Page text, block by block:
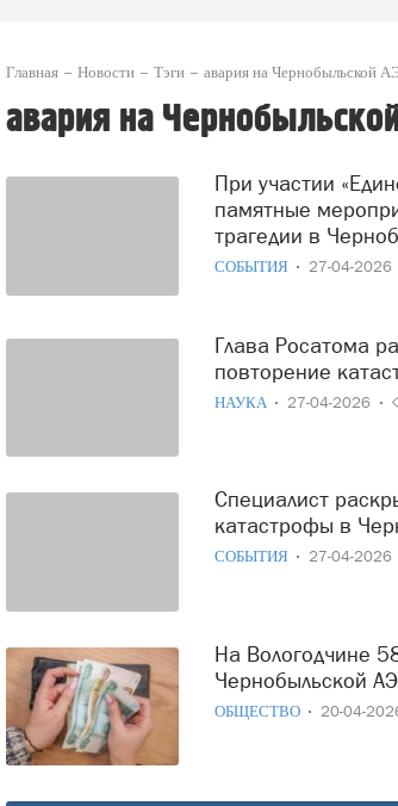
Главная Новости Тэги авария на Чернобыльской
авария на
При участии «Единой России» на Вологодчине прошли
памятные
трагедии в
СОБЫТИЯ 27-04-2026
Глава Росатома рассказал, насколько вероятно
повторение
НАУКА 27-04-2026
Специалист раскрыл то, о чем не знали ликвидаторы
катастрофы в
СОБЫТИЯ 27-04-2026
На Вологодчине 588 ликвидаторов аварии на
Чернобыльской
ОБЩЕСТВО 20-04-